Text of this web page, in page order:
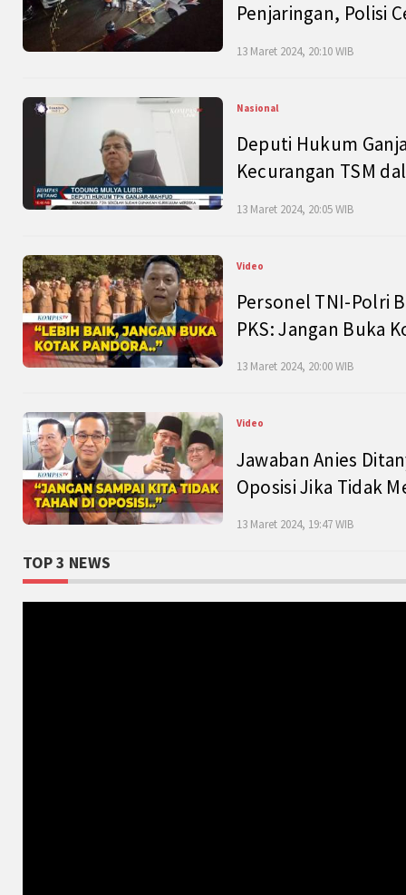
Penjaringan, Polisi
13 Maret 2024, 20:10 WIB
Nasional
Deputi Hukum
Kecurangan TSM
13 Maret 2024, 20:05 WIB
Video
Personel TNI-Polri
PKS: Jangan Buka
13 Maret 2024, 20:00 WIB
Video
Jawaban Anies
Oposisi Jika Tidak
13 Maret 2024, 19:47 WIB
TOP 3 NEWS